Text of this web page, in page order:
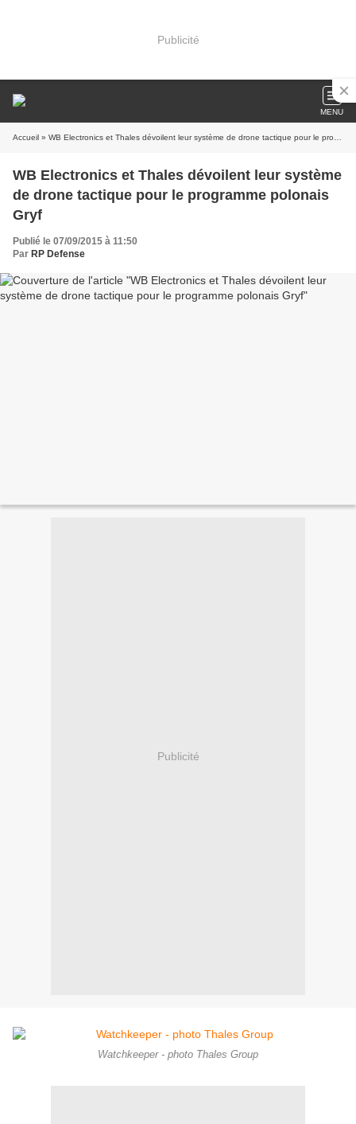
Publicité
MENU
Accueil » WB Electronics et Thales dévoilent leur système de drone tactique pour le programme polonais Gryf
WB Electronics et Thales dévoilent leur système
de drone tactique pour le programme polonais
Gryf
Publié le 07/09/2015 à 11:50
Par RP Defense
Publicité
Watchkeeper - photo Thales Group